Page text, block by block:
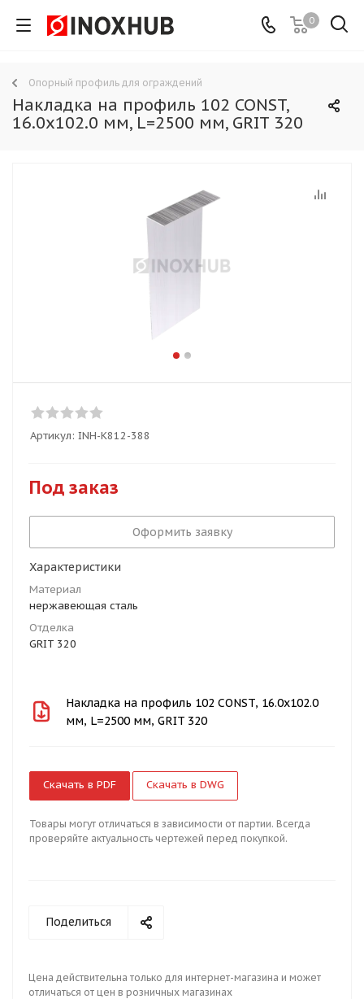
0
Опорный профиль для ограждений
Накладка на профиль 102 CONST,
16.0х102.0 мм, L=2500 мм, GRIT 320
Артикул: INH-K812-388
Под заказ
Оформить заявку
Характеристики
Материал
нержавеющая сталь
Отделка
GRIT 320
Накладка на профиль 102 CONST, 16.0х102.0
мм, L=2500 мм, GRIT 320
Скачать в PDF Скачать в DWG
Товары могут отличаться в зависимости от партии. Всегда
проверяйте актуальность чертежей перед покупкой.
Поделиться
Цена действительна только для интернет-магазина и может
отличаться от цен в розничных магазинах